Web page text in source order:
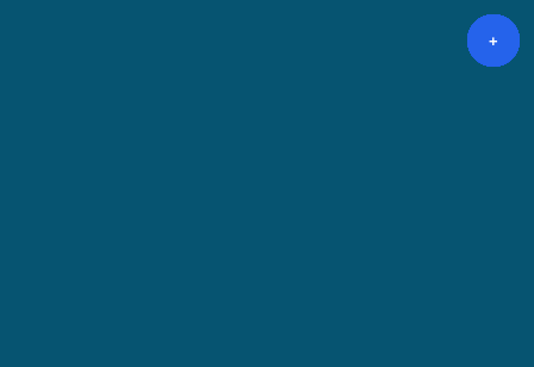
+
+
+
+
+
+
+
+
+
+
+
+
+
+
+
+
+
+
+
+
+
+
+
+